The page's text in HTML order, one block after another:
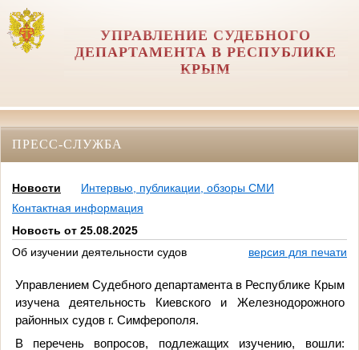
УПРАВЛЕНИЕ СУДЕБНОГО
ДЕПАРТАМЕНТА В РЕСПУБЛИКЕ
КРЫМ
ПРЕСС-СЛУЖБА
Новости
Интервью, публикации, обзоры СМИ
Контактная информация
Новость от 25.08.2025
Об изучении деятельности судов
версия для печати
Управлением Судебного департамента в Республике Крым
изучена деятельность Киевского и Железнодорожного
районных судов г. Симферополя.
В перечень вопросов, подлежащих изучению, вошли: